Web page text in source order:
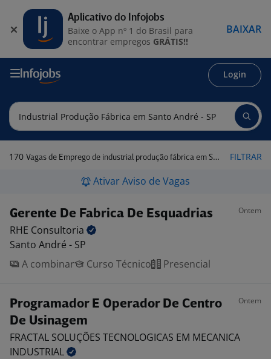
Login
170 Vagas de Emprego de industrial produção fábrica em Santo André - SP FILTRAR
Ativar Aviso de Vagas
Gerente De Fabrica De Esquadrias Ontem
RHE Consultoria
Santo André - SP
A combinar
Curso Técnico Presencial
Programador E Operador De Centro
De Usinagem
Ontem
FRACTAL SOLUÇÕES TECNOLOGICAS EM MECANICA
INDUSTRIAL
Aplicativo do Infojobs
Baixe o App nº 1 do Brasil para
encontrar empregos GRÁTIS!!
BAIXAR